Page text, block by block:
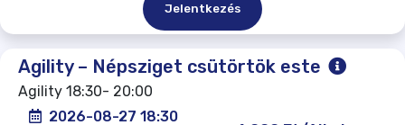
Jelentkezés
Agility – Népsziget csütörtök este
Agility 18:30- 20:00
2026-08-27 18:30